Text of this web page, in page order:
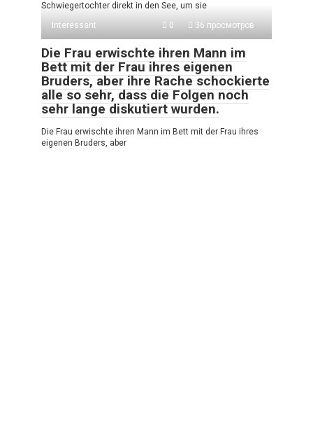
Schwiegertochter direkt in den See, um sie
Interessant
0 36 просмотров
Die Frau erwischte ihren Mann im
Bett mit der Frau ihres eigenen
Bruders, aber ihre Rache schockierte
alle so sehr, dass die Folgen noch
sehr lange diskutiert wurden.
Die Frau erwischte ihren Mann im Bett mit der Frau ihres
eigenen Bruders, aber